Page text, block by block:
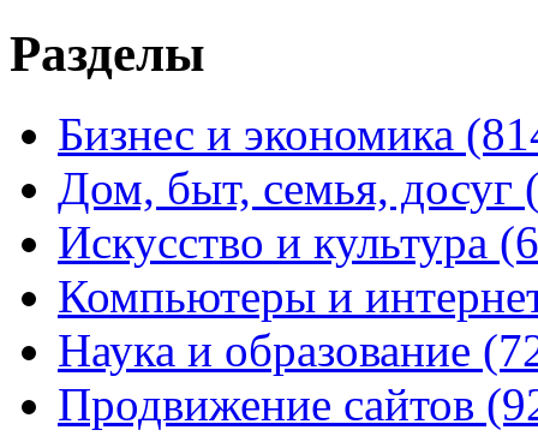
Разделы
Бизнес и экономика
Дом, быт, семья, досуг
Искусство и культура
Компьютеры и
Наука и образование
Продвижение сайтов